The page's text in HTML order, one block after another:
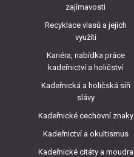
zajímavosti
Recyklace vlasů a jejich
využítí
Kariéra, nabídka práce
kadeřnictví a holičství
Kadeřnická a holičská síň
slávy
Kadeřnické cechovní znaky
Kadeřnictví a okultismus
Kadeřnické citáty a moudra